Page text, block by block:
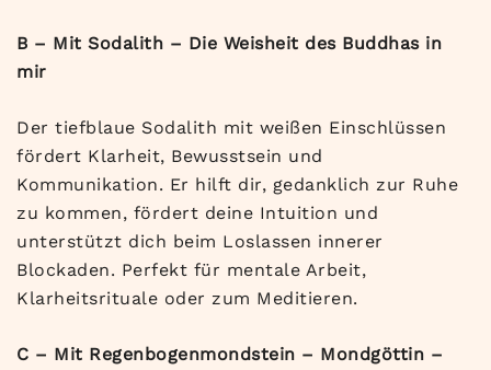
B – Mit Sodalith – Die Weisheit des Buddhas in
mir
Der tiefblaue Sodalith mit weißen Einschlüssen
fördert Klarheit, Bewusstsein und
Kommunikation. Er hilft dir, gedanklich zur Ruhe
zu kommen, fördert deine Intuition und
unterstützt dich beim Loslassen innerer
Blockaden. Perfekt für mentale Arbeit,
Klarheitsrituale oder zum Meditieren.
C – Mit Regenbogenmondstein – Mondgöttin –